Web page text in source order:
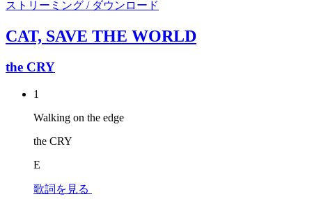
ストリーミング / ダウンロード
CAT, SAVE THE WORLD
the CRY
1
Walking on the edge
the CRY
E
歌詞を見る